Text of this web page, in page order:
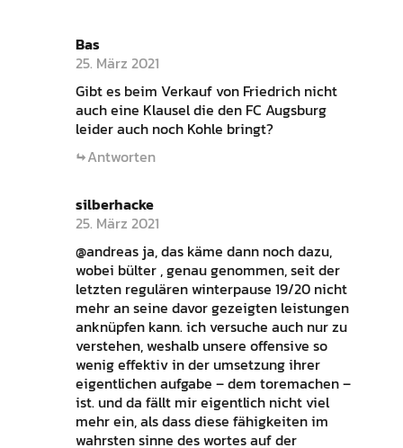
Bas
25. März 2021
Gibt es beim Verkauf von Friedrich nicht
auch eine Klausel die den FC Augsburg
leider auch noch Kohle bringt?
Antworten
silberhacke
25. März 2021
@andreas ja, das käme dann noch dazu,
wobei bülter , genau genommen, seit der
letzten regulären winterpause 19/20 nicht
mehr an seine davor gezeigten leistungen
anknüpfen kann. ich versuche auch nur zu
verstehen, weshalb unsere offensive so
wenig effektiv in der umsetzung ihrer
eigentlichen aufgabe – dem toremachen –
ist. und da fällt mir eigentlich nicht viel
mehr ein, als dass diese fähigkeiten im
wahrsten sinne des wortes auf der